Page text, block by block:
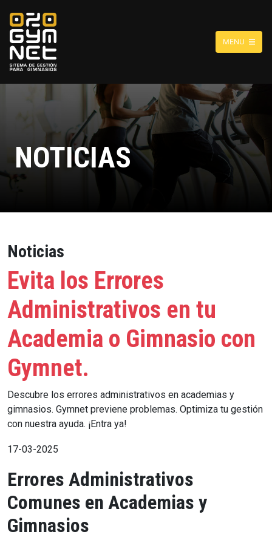
MENU
NOTICIAS
Noticias
Evita los Errores
Administrativos en tu
Academia o Gimnasio con
Gymnet.
Descubre los errores administrativos en academias y
gimnasios. Gymnet previene problemas. Optimiza tu gestión
con nuestra ayuda. ¡Entra ya!
17-03-2025
Errores Administrativos
Comunes en Academias y
Gimnasios